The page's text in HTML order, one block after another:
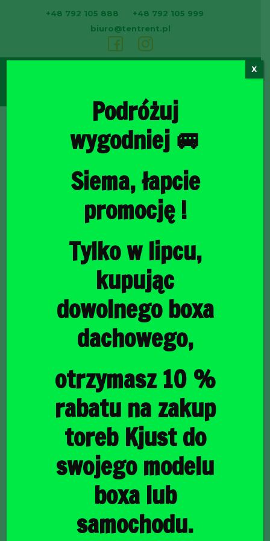
+48 792 105 888
+48 792 105 999
biuro@tentrent.pl
Torby do bagażnika
TORBY DO BAGAŻNIKA 5 SZT
AUDI A4 LIMOUSINE
2015+ TORBY DO
BAGAŻNIKA 5 SZT
1523,00zł
Podróżuj
wygodniej 🚐
Siema, łapcie
promocję !
Tylko w lipcu,
kupując
dowolnego boxa
dachowego,
otrzymasz 10 %
rabatu na zakup
toreb Kjust do
swojego modelu
boxa lub
samochodu.
X